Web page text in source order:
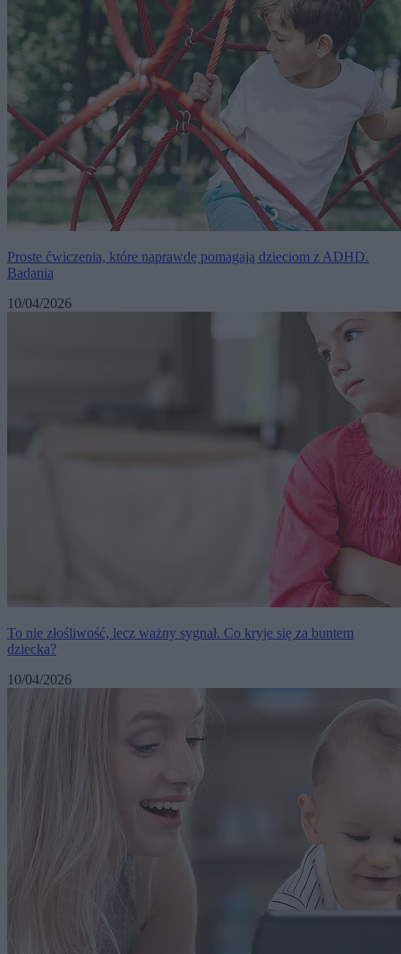
Proste ćwiczenia, które naprawdę pomagają dzieciom z ADHD.
Badania
10/04/2026
To nie złośliwość, lecz ważny sygnał. Co kryje się za buntem
dziecka?
10/04/2026